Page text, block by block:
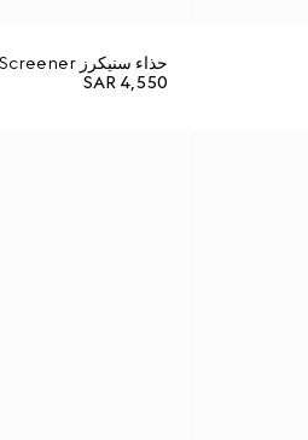
حذاء سنيكرز Screener للنساء
SAR 4,550